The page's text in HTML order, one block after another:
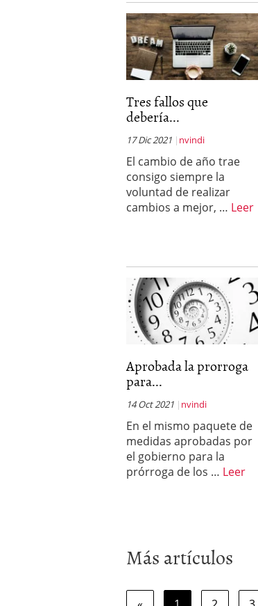
Tres fallos que
debería...
17 Dic 2021 nvindi
El cambio de año trae
consigo siempre la
voluntad de realizar
cambios a mejor, … Leer
Aprobada la prorroga
para...
14 Oct 2021 nvindi
En el mismo paquete de
medidas aprobadas por
el gobierno para la
prórroga de los … Leer
Más artículos